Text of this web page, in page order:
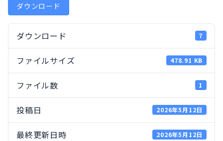
ダウンロード
ダウンロード 7
ファイルサイズ 478.91 KB
ファイル数 1
投稿日 2026年5月12日
最終更新日時 2026年5月12日